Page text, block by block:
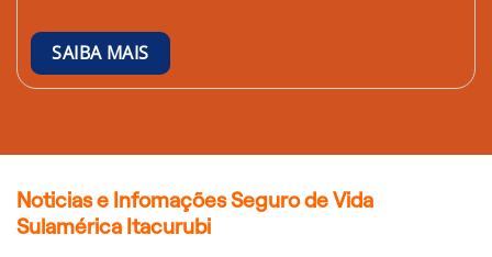
SAIBA MAIS
Noticias e Infomações Seguro de Vida
Sulamérica Itacurubi